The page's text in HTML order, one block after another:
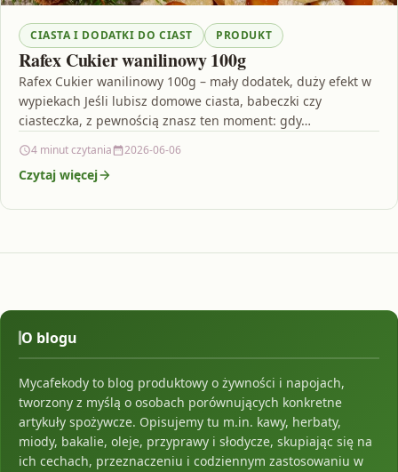
CIASTA I DODATKI DO CIAST PRODUKT
Rafex Cukier wanilinowy 100g
Rafex Cukier wanilinowy 100g – mały dodatek, duży efekt w
wypiekach Jeśli lubisz domowe ciasta, babeczki czy
ciasteczka, z pewnością znasz ten moment: gdy…
4 minut czytania 2026-06-06
Czytaj więcej
O blogu
Mycafekody to blog produktowy o żywności i napojach,
tworzony z myślą o osobach porównujących konkretne
artykuły spożywcze. Opisujemy tu m.in. kawy, herbaty,
miody, bakalie, oleje, przyprawy i słodycze, skupiając się na
ich cechach, przeznaczeniu i codziennym zastosowaniu w